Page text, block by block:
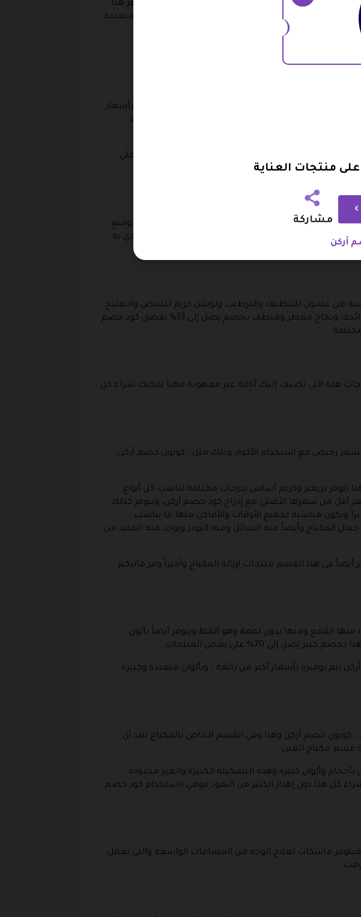
قام بتوفير المنتجات للعناية بالشعر والوجه وغيرها وفر هذا
في انتعاش وتألق وأيضاً مزيل عرق للجسم بروائح متعددة
ترغبين فيه وستحصلين عليه بخصم كبير.
لطفلك دون الذهاب خارج المنزل ويتم توفير ذلك بأسعار
وذلك مثل رقائق الشيبسي العضوية ومهروس الفواكهه
مدهش .
المناسب له والشاور الآمن دون أن يسبب أى ضرر على
إلى 39% .
أفضل عليكِ شراء المنتجات التى تعمل على الترطيب ومنع
أيضاً مصل لتكثيف الرموش والحواجب وسيرم الرموش الذي به
من غسول للتنظيف والترطيب ولوشن كريم للتبيض والتفتيح
وباودر مزيل للعرق ومضاد للرائحة، و مناديل للتنظيف والتعقيم منها برائحة ومنها بدون رائحة، وبخاخ معطر ومنظف بخصم يصل إلى 33% بفضل كود خصم
هذه التى تضيف إليك أناقة غير معهودة فهنا يمكنك شراء كل
رخيص مع استخدام الأكواد وذلك مثل ، كوبون خصم أركن،
يتوفر بريمير وكريم أساس بدرجات مختلفة تناسب كل أنواع
أقل من سعرها الأصلي مع إدراج كود خصم أركن، ويتوفر كذلك
وتكون مناسبة لجميع الأوقات والأماكن منها ما يناسب
المكياج وأيضاً منه السائل ومنه البودر ويوجد منه العديد من
في هذا القسم منتجات لإزالة المكياج وأخيراً وفر مانيكير
اللامع ومنها بدون لمعة وهو المط ويتوفر أيضاً بألون
70% على بعض المنتجات .
يتم توفيره بأسعار أكثر من رائعة ، وبألوان متعددة وكثيرة
، كوبون خصم أركن وهنا وفي القسم الخاص بالمكياج بعد أن
قسم مكياج العين.
وألوان كثيرة وهذه التشكيلة الكبيرة والغير محدودة
كل هذا دون إهدار الكثير من النقود قومي باستخدام كود خصم
فيتوفر ماسكات لعلاج الوجه من المسامات الواسعة والتى تعمل
مشاركة
أركن